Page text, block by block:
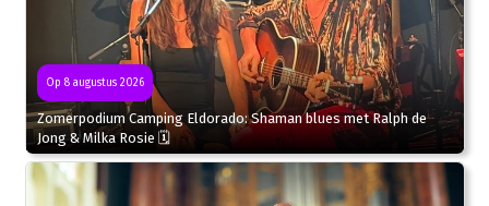
Op 8 augustus 2026
Zomerpodium Camping Eldorado: Shaman blues met Ralph de
Jong & Milka Rosie 🗓